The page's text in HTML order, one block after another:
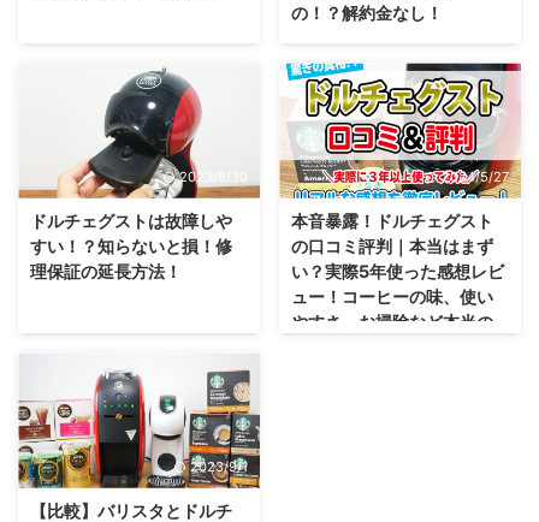
の！？解約金なし！
2023/8/30
ドルチェグストは故障しや
すい！？知らないと損！修
理保証の延長方法！
2024/5/27
本音暴露！ドルチェグスト
の口コミ評判｜本当はまず
い？実際5年使った感想レビ
ュー！コーヒーの味、使い
やすさ、お掃除など本当の
2023/9/1
【比較】バリスタとドルチ